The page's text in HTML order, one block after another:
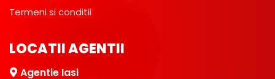
Termeni si conditii
LOCATII AGENTII
Agentie Iasi